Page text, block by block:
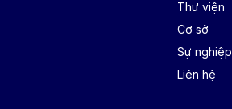
Thư viện
Cơ sở
Sự nghiệp
Liên hệ